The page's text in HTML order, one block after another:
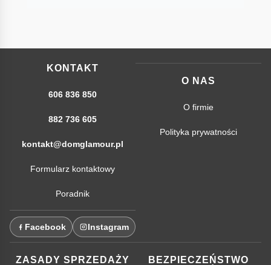
KONTAKT
606 836 850
882 736 605
kontakt@domglamour.pl
Formularz kontaktowy
Poradnik
Facebook Instagram
O NAS
O firmie
Polityka prywatności
ZASADY SPRZEDAŻY BEZPIECZEŃSTWO